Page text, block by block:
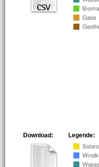
Legende:
Download: